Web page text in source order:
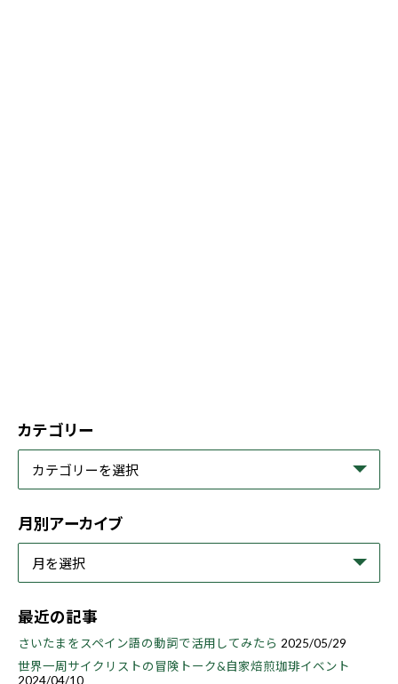
カテゴリー
月別アーカイブ
最近の記事
さいたまをスペイン語の動詞で活用してみたら 2025/05/29
世界一周サイクリストの冒険トーク&自家焙煎珈琲イベント
2024/04/10